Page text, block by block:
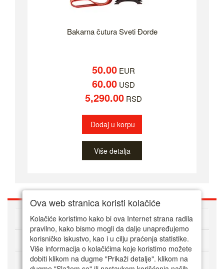
Bakarna čutura Sveti Đorde
50.00EUR
60.00USD
5,290.00RSD
Dodaj u korpu
Više detalja
O nama
Kako kupovati online
Korisnički servis
Ova web stranica koristi kolačiće
Kolačiće koristimo kako bi ova Internet strana radila
pravilno, kako bismo mogli da dalje unapređujemo
korisničko iskustvo, kao i u cilju praćenja statistike.
Više informacija o kolačićima koje koristimo možete
dobiti klikom na dugme "Prikaži detalje". klikom na